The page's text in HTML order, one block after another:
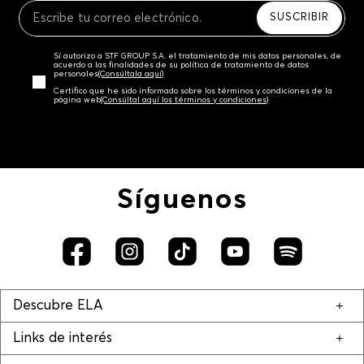
SUSCRIBIR
Sí autorizo a STF GROUP S.A. el tratamiento de mis datos personales, de
acuerdo a las finalidades de su política de tratamiento de datos
personales‎(Consúltala aquí)
Certifico que he sido informado sobre los términos y condiciones de la
página web‎(Consúltal aquí los términos y condiciones)
Síguenos
Descubre ELA
Links de interés